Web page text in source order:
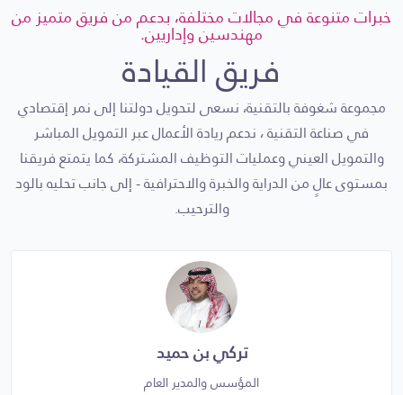
التحديات
المؤشرات المالية المعتمدة
خبرات متنوعة في مجالات مختلفة، بدعم من فريق متميز من
مهندسين وإداريين.
فريق القيادة
مجموعة شغوفة بالتقنية، نسعى لتحويل دولتنا إلى نمر إقتصادي
في صناعة التقنية ، ندعم ريادة الأعمال عبر التمويل المباشر
والتمويل العيني وعمليات التوظيف المشتركة، كما يتمتع فريقنا
بمستوى عالٍ من الدراية والخبرة والاحترافية - إلى جانب تحليه بالود
والترحيب.
تركي بن حميد
المؤسس والمدير العام